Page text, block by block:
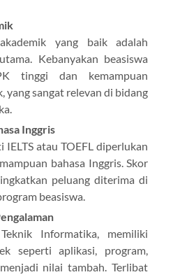
yang baik adalah
Kebanyakan beasiswa
tinggi dan kemampuan
yang sangat relevan di bidang
Inggris
IELTS atau TOEFL diperlukan
bahasa Inggris. Skor
peluang diterima di
beasiswa.
Informatika, memiliki
seperti aplikasi, program,
nilai tambah. Terlibat